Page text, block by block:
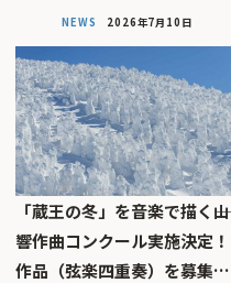
NEWS 2026年7月10日
「蔵王の冬」を音楽で描く――山
響作曲コンクール実施決定！
作品（弦楽四重奏）を募集…